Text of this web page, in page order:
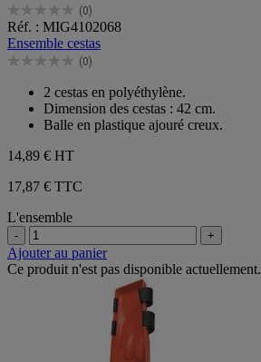
(0)
0.0
sur
5
étoiles.
Réf. : MIG4102068
Ensemble cestas
(0)
0.0
étoiles.
2 cestas en polyéthylène.
Dimension des cestas : 42 cm.
Balle en plastique ajouré creux.
14,89 € HT
17,87 € TTC
L'ensemble
- +
Ajouter au panier
Ce produit n'est pas disponible actuellement.